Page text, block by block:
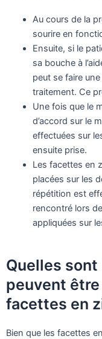
Au cours de la
sourire en
Ensuite, si le
sa bouche à
peut se faire
traitement. Ce
Une fois que le
d’accord sur le
effectuées sur
ensuite prise.
Les facettes en
placées sur les
répétition est
rencontré lors
appliquées sur
Quelles
peuvent
facettes en
Bien que les facettes